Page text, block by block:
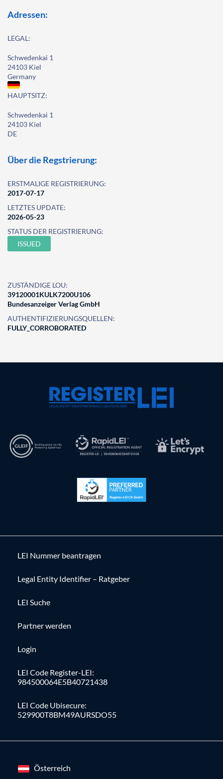
Adressen:
LEGAL:
Schwedenkai 1
24103 Kiel
Germany
HAUPTSITZ:
Schwedenkai 1
24103 Kiel
DE
Über die Regstrierung:
ERSTMALIGE REGISTRIERUNG:
2017-07-17
LETZTES UPDATE:
2026-05-23
STATUS DER REGISTRIERUNG:
ISSUED
ZUSTÄNDIGE LOU:
39120001KULK7200U106
Bundesanzeiger Verlag GmbH
AUTHENTIFIZIERUNGSQUELLEN:
FULLY_CORROBORATED
LEI Nummer beantragen
Legal Entity Identifier – Ratgeber
LEI Suche
Partner werden
Login
LEI Code Register-LEI:
984500064E5B40721438
LEI Code Ubisecure:
529900T8BM49AURSDO55
Österreich